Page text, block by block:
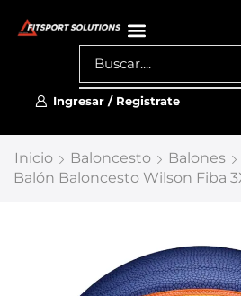
Ingresar / Registrate
Inicio Baloncesto
Balones
Balón Baloncesto Wilson Fiba